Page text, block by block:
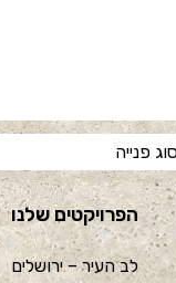
הפרויקטים שלנו
לב העיר – ירושלים